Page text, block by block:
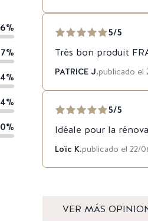
7%
4%
4%
0%
5/5
Très bon produit
PATRICE J.publicado el
5/5
Idéale pour la
Loïc K.publicado el 22/
VER MÁS